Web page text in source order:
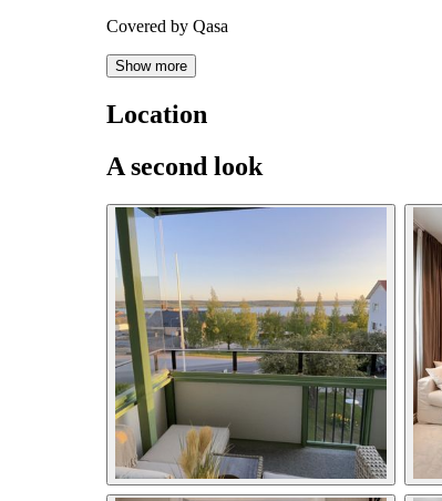
Covered by Qasa
Show more
Location
A second look